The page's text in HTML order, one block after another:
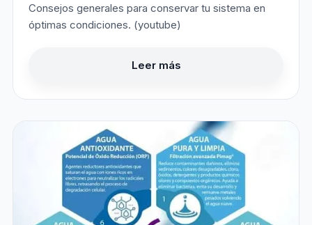
Consejos generales para conservar tu sistema en
óptimas condiciones. (youtube)
Leer más